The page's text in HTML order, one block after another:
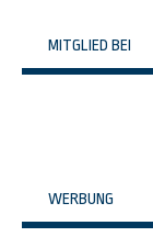
MITGLIED BEI
WERBUNG